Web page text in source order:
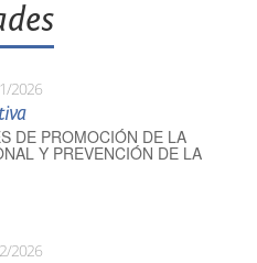
2026
DE PROMOCIÓN DE LA
Y PREVENCIÓN DE LA
2026